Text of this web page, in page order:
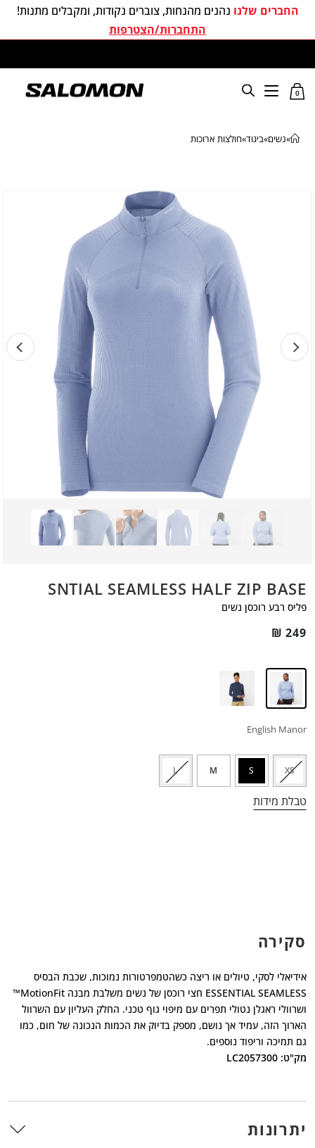
החברים שלנו נהנים מהנחות, צוברים נקודות, ומקבלים מתנות!
התחברות/הצטרפות
0
»נשים»ביגוד»חולצות ארוכות
SNTIAL SEAMLESS HALF ZIP BASE
פליס רבע רוכסן נשים
₪ 249
English Manor
XS
S
M
L
טבלת מידות
סקירה
אידיאלי לסקי, טיולים או ריצה כשהטמפרטורות נמוכות, שכבת הבסיס
ESSENTIAL SEAMLESS חצי רוכסן של נשים משלבת מבנה MotionFit™
ושרוולי ראגלן נטולי תפרים עם מיפוי גוף טכני. החלק העליון עם השרוול
הארוך הזה, עמיד אך נושם, מספק בדיוק את הכמות הנכונה של חום, כמו
גם תמיכה וריפוד נוספים.
מק"ט: LC2057300
יתרונות